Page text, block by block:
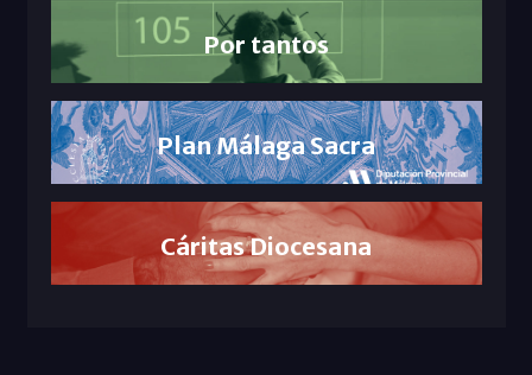
Por tantos
Plan Málaga Sacra
Cáritas Diocesana